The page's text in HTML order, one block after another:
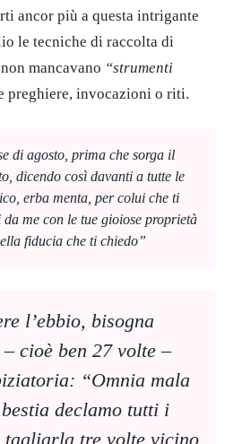
ancor più a questa intrigante
le tecniche di raccolta di
mancavano “strumenti
preghiere, invocazioni o riti.
di agosto, prima che sorga il
dicendo così davanti a tutte le
erba menta, per colui che ti
me con le tue gioiose proprietà
fiducia che ti chiedo”
l’ebbio, bisogna
cioè ben 27 volte –
“Omnia mala
declamo tutti i
tagliarla tre volte vicino